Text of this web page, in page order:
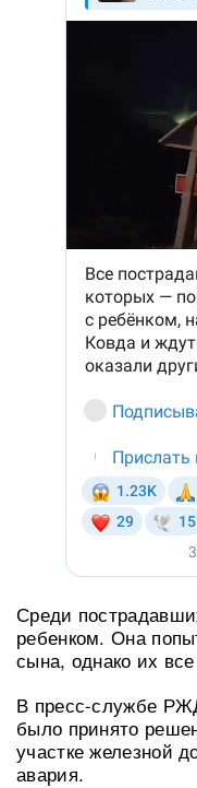
Среди
ребенком. Она
сына, однако их
В пресс-службе
было принято
участке железной
авария.